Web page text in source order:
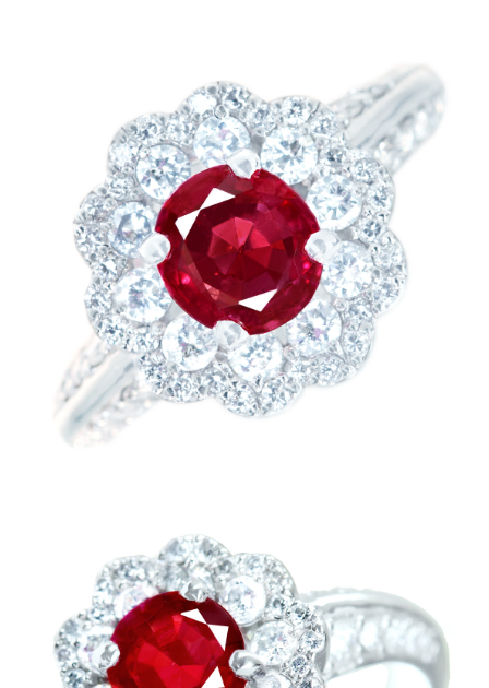
ご注文手続き
カートを見る
お買い物を続ける